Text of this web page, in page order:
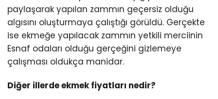
paylaşarak yapılan zammın geçersiz olduğu
algısını oluşturmaya çalıştığı görüldü. Gerçekte
ise ekmeğe yapılacak zammın yetkili merciinin
Esnaf odaları olduğu gerçeğini gizlemeye
çalışması oldukça manidar.
Diğer illerde ekmek fiyatları nedir?